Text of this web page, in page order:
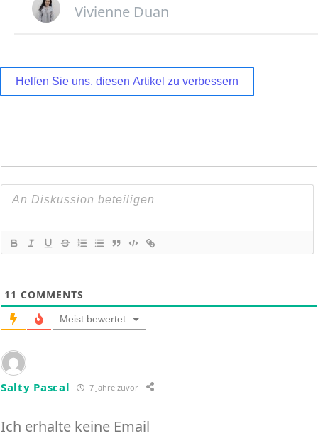
Vivienne Duan
Helfen Sie uns, diesen Artikel zu verbessern
11 COMMENTS
Meist bewertet
Salty Pascal 7 Jahre zuvor
Ich erhalte keine Email